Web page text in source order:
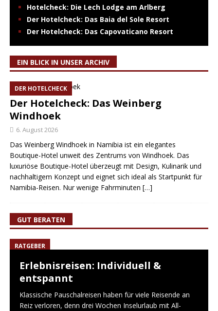
Hotelcheck: Die Lech Lodge am Arlberg
Der Hotelcheck: Das Baia del Sole Resort
Der Hotelcheck: Das Capovaticano Resort
EIN BLICK IN UNSER ARCHIV
DER HOTELCHECK
Der Hotelcheck: Das Weinberg
Windhoek
6. August 2026
Das Weinberg Windhoek in Namibia ist ein elegantes
Boutique-Hotel unweit des Zentrums von Windhoek. Das
luxuriöse Boutique-Hotel überzeugt mit Design, Kulinarik und
nachhaltigem Konzept und eignet sich ideal als Startpunkt für
Namibia-Reisen. Nur wenige Fahrminuten […]
GUT BERATEN
RATGEBER
Erlebnisreisen: Individuell &
entspannt
Klassische Pauschalreisen haben für viele Reisende an
Reiz verloren, denn drei Wochen Inselurlaub mit All-